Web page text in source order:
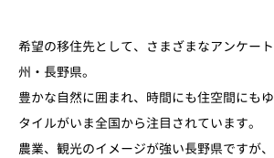
希望の移住先として、さまざまなアンケー
州・長野県。
豊かな自然に囲まれ、時間にも住空間にも
タイルがいま全国から注目されています。
農業、観光のイメージが強い長野県ですが